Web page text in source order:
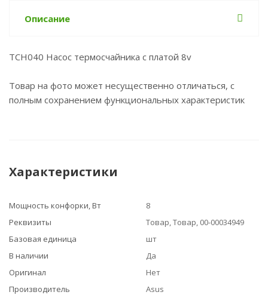
Описание
TCH040 Насос термосчайника c платой 8v
Товар на фото может несущественно отличаться, с
полным сохранением функциональных характеристик
Характеристики
Мощность конфорки, Вт
8
Реквизиты
Товар, Товар, 00-00034949
Базовая единица
шт
В наличии
Да
Оригинал
Нет
Производитель
Asus